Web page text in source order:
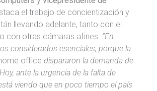
el trabajo de concientización y
llevando adelante, tanto con el
con otras cámaras afines. “En
considerados esenciales, porque la
office dispararon la demanda de
ante la urgencia de la falta de
viendo que en poco tiempo el país